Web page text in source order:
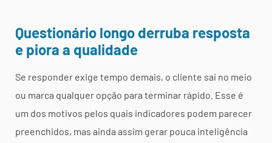
Questionário longo derruba resposta
e piora a qualidade
Se responder exige tempo demais, o cliente sai no meio
ou marca qualquer opção para terminar rápido. Esse é
um dos motivos pelos quais indicadores podem parecer
preenchidos, mas ainda assim gerar pouca inteligência